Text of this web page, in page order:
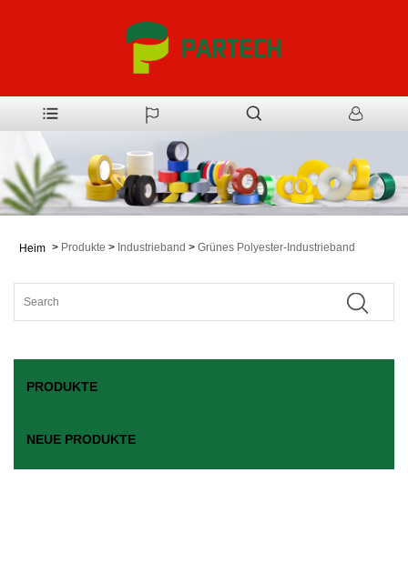
Heim > Produkte > Industrieband > Grünes Polyester-Industrieband
PRODUKTE
NEUE PRODUKTE